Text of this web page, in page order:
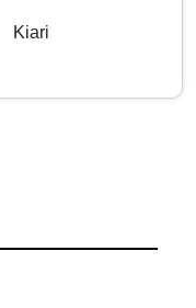
Kiari